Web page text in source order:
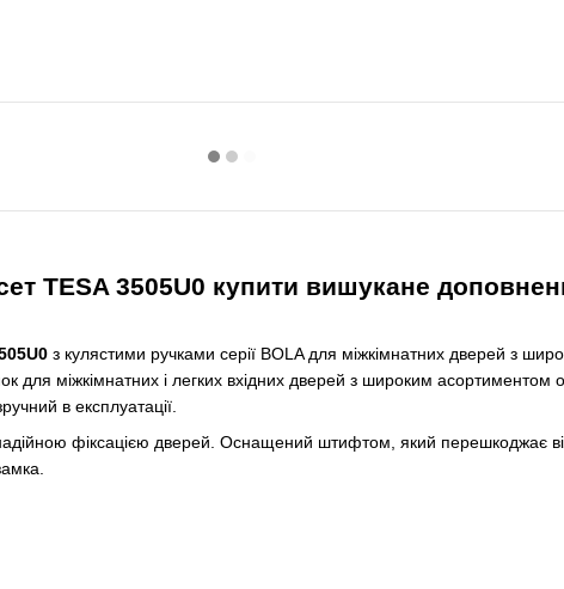
TESA 3505U0 купити вишукане
з кулястими ручками серії BOLA для міжкімнатних дверей з
для міжкімнатних і легких вхідних дверей з широким асортиментом
в експлуатації.
надійною фіксацією дверей. Оснащений штифтом, який перешкоджає